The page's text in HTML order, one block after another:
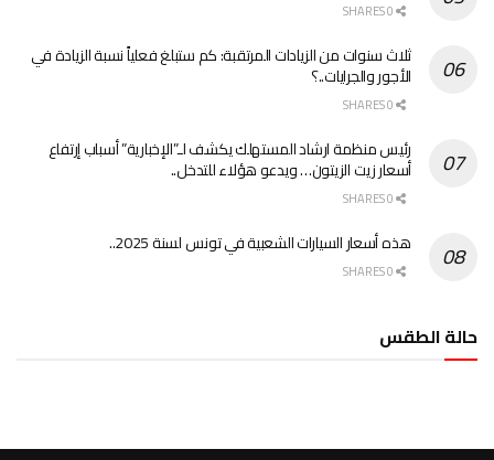
ثلاث سنوات من الزيادات المرتقبة: كم ستبلغ فعلياً نسبة الزيادة في
الأجور والجرايات..؟
رئيس منظمة ارشاد المستهلك يكشف لـ”الإخبارية” أسباب إرتفاع
أسعار زيت الزيتون… ويدعو هؤلاء للتدخل..
هذه أسعار السيارات الشعبية في تونس لسنة 2025..
حالة الطقس